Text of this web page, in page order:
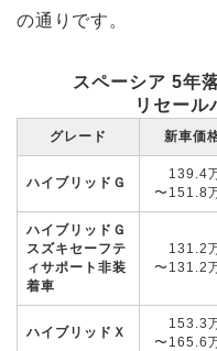
の通りです。
スペーシア 5年
リセール
グレード 新車価
ハイブリッドＧ
139.4
〜151.8
ハイブリッドＧ
スズキセーフテ
ィサポート非装
着車
131.2
〜131.2
ハイブリッドＸ
153.3
〜165.6